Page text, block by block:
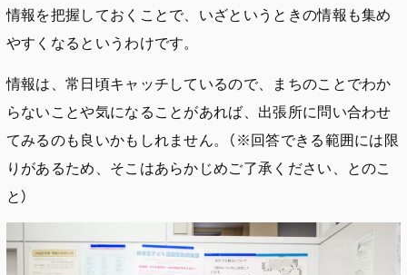
情報を把握しておくことで、いざというときの情報も集め
やすくなるというわけです。
情報は、常日頃キャッチしているので、まちのことでわか
らないことや気になることがあれば、出張所に問い合わせ
てみるのも良いかもしれません。（※回答できる範囲には限
りがあるため、そこはあらかじめご了承ください、とのこ
と）